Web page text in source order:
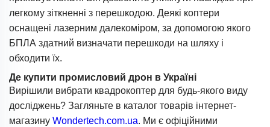
легкому зіткненні з перешкодою. Деякі коптери
оснащені лазерним далекоміром, за допомогою якого
БПЛА здатний визначати перешкоди на шляху і
обходити їх.
Де купити промисловий дрон в Україні
Вирішили вибрати квадрокоптер для будь-якого виду
досліджень? Загляньте в каталог товарів інтернет-
магазину Wondertech.com.ua. Ми є офіційними